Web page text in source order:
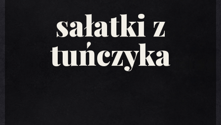
sałatki z
tuńczyka